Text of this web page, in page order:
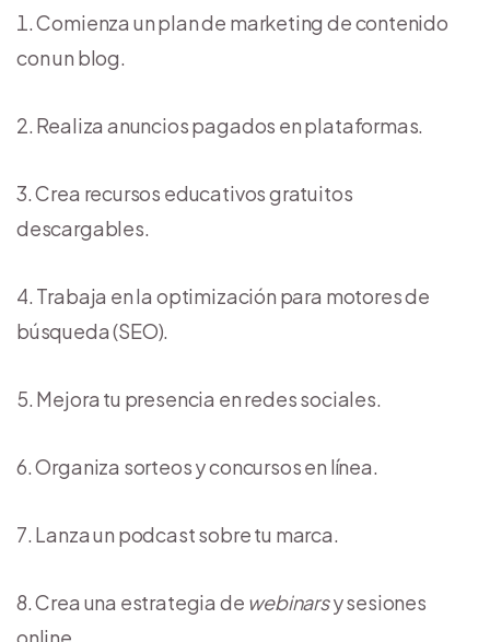
Comienza un plan de marketing de contenido
con un blog.
Realiza anuncios pagados en plataformas.
Crea recursos educativos gratuitos
descargables.
Trabaja en la optimización para motores de
búsqueda (SEO).
Mejora tu presencia en redes sociales.
Organiza sorteos y concursos en línea.
Lanza un podcast sobre tu marca.
Crea una estrategia de webinarsy sesiones